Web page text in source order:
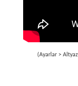
(Ayarlar >